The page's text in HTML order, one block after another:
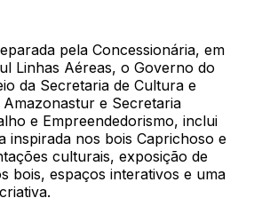
pela Concessionária, em
Linhas Aéreas, o Governo do
da Secretaria de Cultura e
Amazonastur e Secretaria
e Empreendedorismo, inclui
inspirada nos bois Caprichoso e
culturais, exposição de
bois, espaços interativos e uma